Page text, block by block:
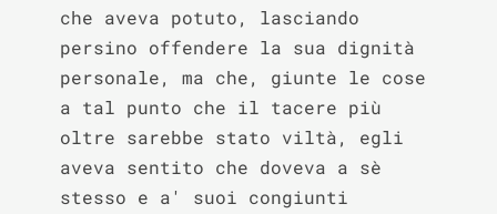
che aveva potuto, lasciando
persino offendere la sua dignità
personale, ma che, giunte le cose
a tal punto che il tacere più
oltre sarebbe stato viltà, egli
aveva sentito che doveva a sè
stesso e a' suoi congiunti